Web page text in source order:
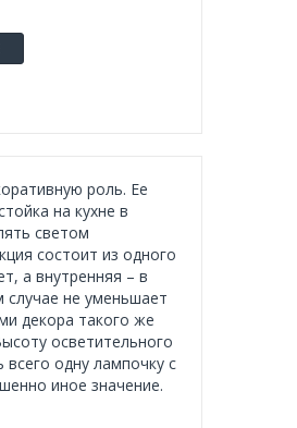
роль. Ее
на кухне в
светом
состоит из одного
а внутренняя – в
не уменьшает
декора такого же
осветительного
одну лампочку с
иное значение.